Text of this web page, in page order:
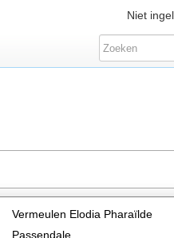
Niet
Vermeulen Elodia Pharaïlde
Passendale